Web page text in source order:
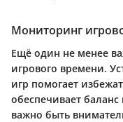
Мониторинг
Ещё один не менее
игрового времени.
игр помогает
обеспечивает
важно быть